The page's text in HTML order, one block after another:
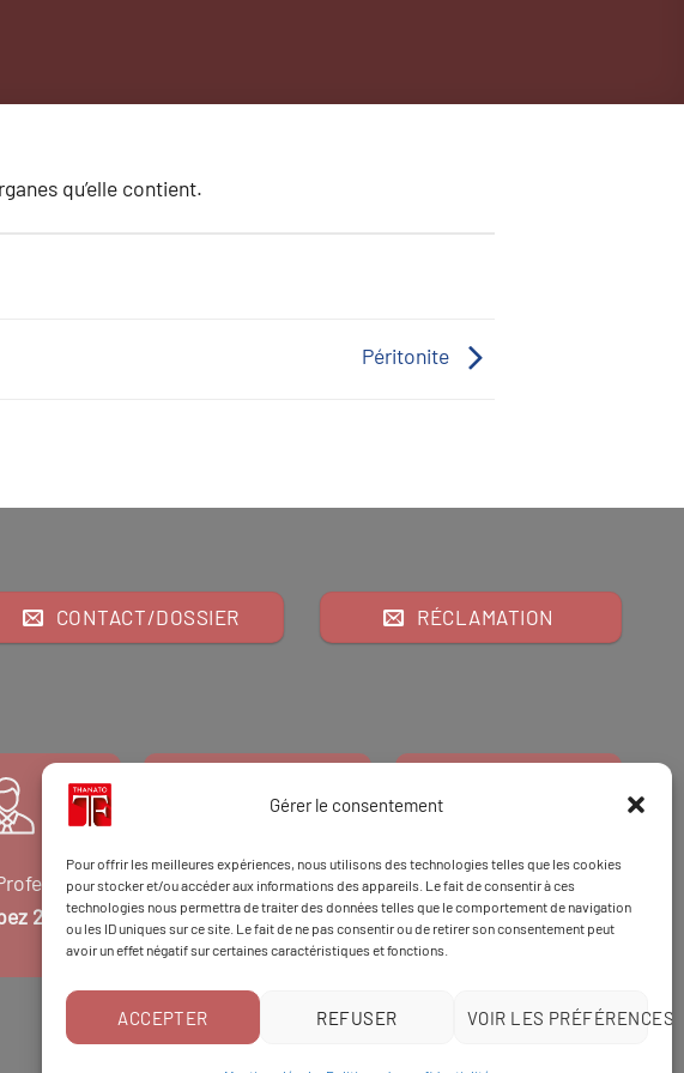
Gérer le consentement
Pour offrir les meilleures expériences, nous utilisons des technologies telles que les cookies
pour stocker et/ou accéder aux informations des appareils. Le fait de consentir à ces
technologies nous permettra de traiter des données telles que le comportement de navigation
ou les ID uniques sur ce site. Le fait de ne pas consentir ou de retirer son consentement peut
avoir un effet négatif sur certaines caractéristiques et fonctions.
ACCEPTER REFUSER VOIR LES PRÉFÉRENCES
qu’elle contient.
Péritonite
CONTACT/DOSSIER RÉCLAMATION
2
Financeur
Tapez 3
EtTapez 98pour
une formation